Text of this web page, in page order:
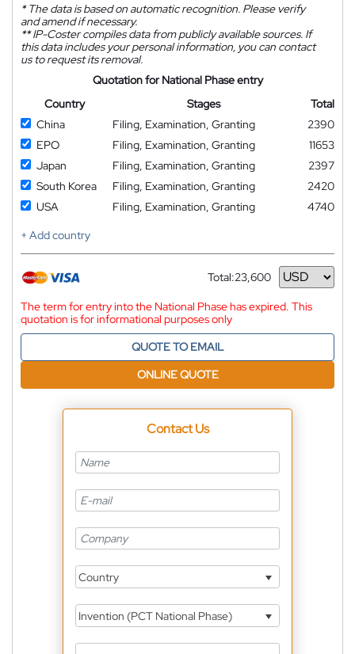
*The data is based on automatic recognition. Please verify
and amend if necessary.
**IP-Coster compiles data from publicly available sources. If
this data includes your personal information, you can contact
us to request its removal.
Quotation for National Phase entry
Country
Stages
Total
China
Filing, Examination, Granting
2390
EPO
Filing, Examination, Granting
11653
Japan
Filing, Examination, Granting
2397
South Korea
Filing, Examination, Granting
2420
USA
Filing, Examination, Granting
4740
+ Add country
Total:23,600
Currency
The term for entry into the National Phase has expired. This
quotation is for informational purposes only
QUOTE TO EMAIL
ONLINE QUOTE
Contact Us
Country
Invention (PCT National Phase)